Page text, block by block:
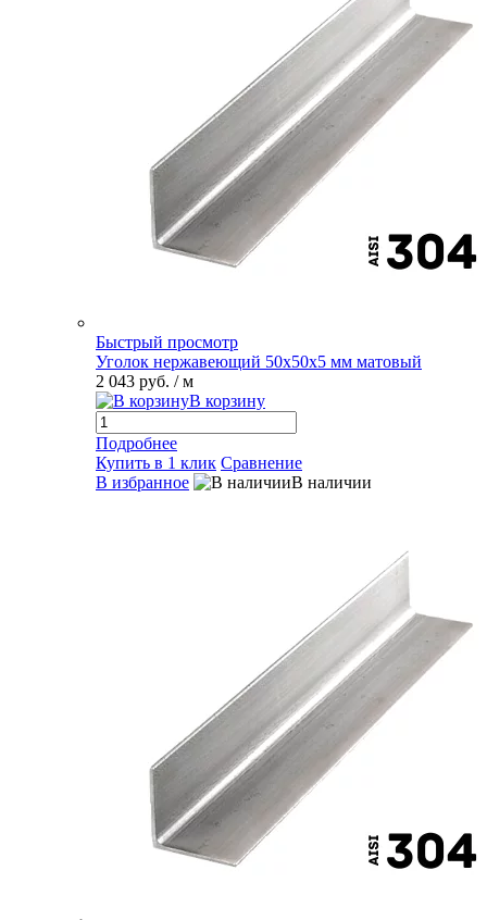
Быстрый просмотр
Уголок нержавеющий 50х50х5 мм матовый
2 043 руб. / м
В корзину
Подробнее
Купить в 1 клик Сравнение
В избранное
В наличии